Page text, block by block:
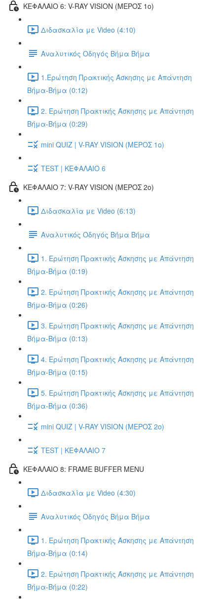
ΚΕΦΑΛΑΙΟ 6: V-RAY VISION (ΜΕΡΟΣ 1ο)
Διδασκαλία με Video (4:10)
Αναλυτικός Οδηγός Βήμα Βήμα
1.Ερώτηση Πρακτικής Άσκησης με Απάντηση
Βήμα-Βήμα (0:12)
2. Ερώτηση Πρακτικής Άσκησης με Απάντηση
Βήμα-Βήμα (0:29)
mini QUIZ | V-RAY VISION (ΜΕΡΟΣ 1ο)
TEST | ΚΕΦΑΛΑΙΟ 6
ΚΕΦΑΛΑΙΟ 7: V-RAY VISION (ΜΕΡΟΣ 2ο)
Διδασκαλία με Video (6:13)
Αναλυτικός Οδηγός Βήμα Βήμα
1. Ερώτηση Πρακτικής Άσκησης με Απάντηση
Βήμα-Βήμα (0:19)
2. Ερώτηση Πρακτικής Άσκησης με Απάντηση
Βήμα-Βήμα (0:26)
3. Ερώτηση Πρακτικής Άσκησης με Απάντηση
Βήμα-Βήμα (0:13)
4. Ερώτηση Πρακτικής Άσκησης με Απάντηση
Βήμα-Βήμα (0:15)
5. Ερώτηση Πρακτικής Άσκησης με Απάντηση
Βήμα-Βήμα (0:36)
mini QUIZ | V-RAY VISION (ΜΕΡΟΣ 2ο)
TEST | ΚΕΦΑΛΑΙΟ 7
ΚΕΦΑΛΑΙΟ 8: FRAME BUFFER MENU
Διδασκαλία με Video (4:30)
Αναλυτικός Οδηγός Βήμα Βήμα
1. Ερώτηση Πρακτικής Άσκησης με Απάντηση
Βήμα-Βήμα (0:14)
2. Ερώτηση Πρακτικής Άσκησης με Απάντηση
Βήμα-Βήμα (0:22)